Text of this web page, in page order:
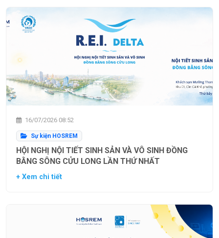
16/07/2026 08:52
Sự kiện HOSREM
HỘI NGHỊ NỘI TIẾT SINH SẢN VÀ VÔ SINH ĐỒNG
BẰNG SÔNG CỬU LONG LẦN THỨ NHẤT
+ Xem chi tiết